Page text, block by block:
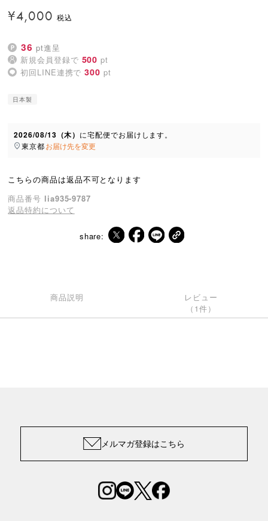
¥4,000
36 pt進呈
新規会員登録で 500 pt
初回LINE連携で 300 pt
日本製
2026/08/13（木） に宅配便でお届けします。
東京都お届け先を変更
こちらの商品は返品不可となります
商品番号 lia935-9787
返品特約について
share:
商品説明
レビュー
（1件）
メルマガ登録はこちら